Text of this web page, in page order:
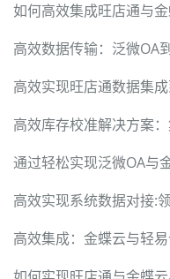
如何高效集成旺店通与
高效数据传输：泛微OA
高效实现旺店通数据集
高效库存校准解决方案
通过轻松实现泛微OA与
高效实现系统数据对接:
高效集成：金蝶云与轻